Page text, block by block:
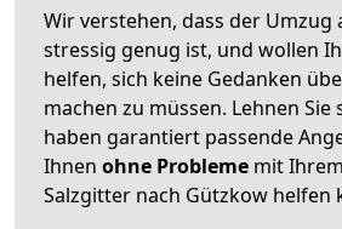
Wir verstehen, dass der Umzug
stressig genug ist, und wollen
helfen, sich keine Gedanken
machen zu müssen. Lehnen Sie
haben garantiert passende
Ihnen ohne Probleme mit
Salzgitter nach Gützkow helfen